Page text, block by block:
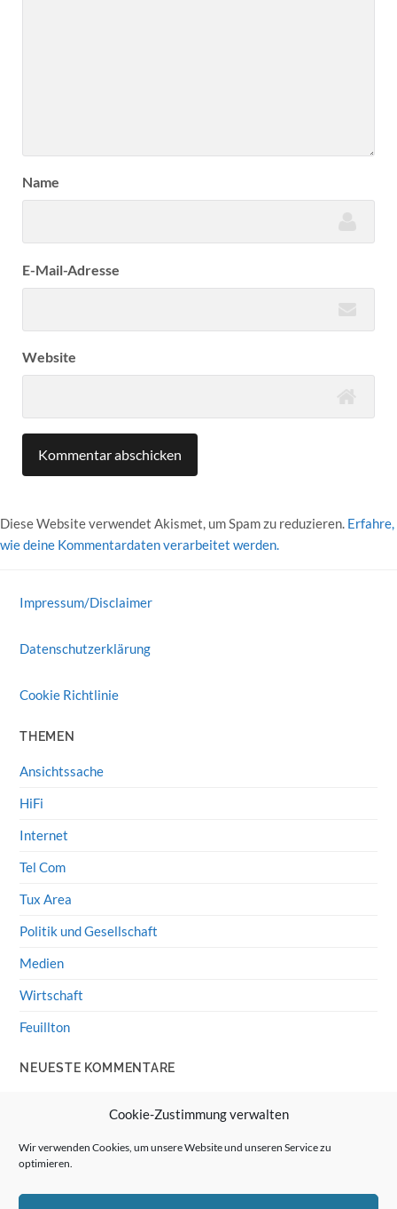
Cookie-Zustimmung verwalten
Wir verwenden Cookies, um unsere Website und unseren Service zu
optimieren.
Name
E-Mail-Adresse
Website
Diese Website verwendet Akismet, um Spam zu reduzieren. Erfahre,
wie deine Kommentardaten verarbeitet werden.
Impressum/Disclaimer
Datenschutzerklärung
Cookie Richtlinie
THEMEN
Ansichtssache
HiFi
Internet
Tel Com
Tux Area
Politik und Gesellschaft
Medien
Wirtschaft
Feuillton
NEUESTE KOMMENTARE
Wolff von Rechenberg